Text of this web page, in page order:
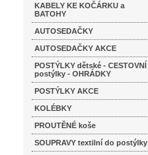
KABELY KE KOČÁRKU a
BATOHY
AUTOSEDAČKY
AUTOSEDAČKY AKCE
POSTÝLKY dětské - CESTOVNÍ
postýlky - OHRÁDKY
POSTÝLKY AKCE
KOLÉBKY
PROUTĚNÉ koše
SOUPRAVY textilní do postýlky